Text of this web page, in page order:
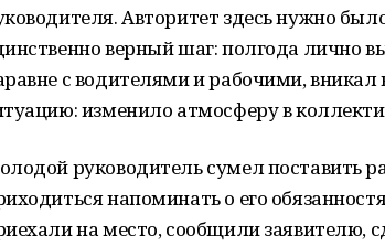
Авторитет здесь нужно
верный шаг: полгода лично
с водителями и рабочими,
изменило атмосферу в
руководитель сумел поставить
напоминать о его
на место, сообщили заявителю,